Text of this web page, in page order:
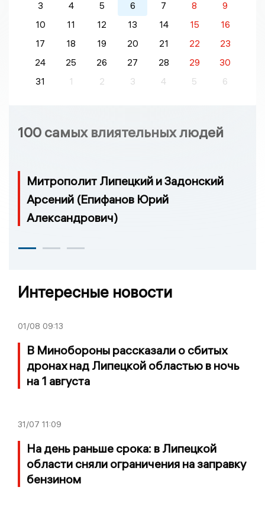
3 4 5 6 7 8
9
10
11 12 13 14 15
16
17
18 19 20 21 22
23
24
25 26 27 28 29
30
31
1 2 3 4 5 6
100 самых влиятельных людей
Митрополит Липецкий и Задонский
Арсений (Епифанов Юрий
Александрович)
Интересные новости
01/08 09:13
В Минобороны рассказали о сбитых
дронах над Липецкой областью в ночь
на 1 августа
31/07 11:09
На день раньше срока: в Липецкой
области сняли ограничения на заправку
бензином